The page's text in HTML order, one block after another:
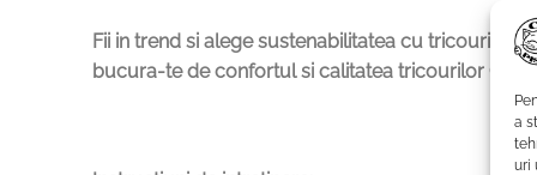
a
uri
Fii in trend si alege sustenabilitatea cu tricourile
bucura-te de confortul si calitatea tricourilor Cu